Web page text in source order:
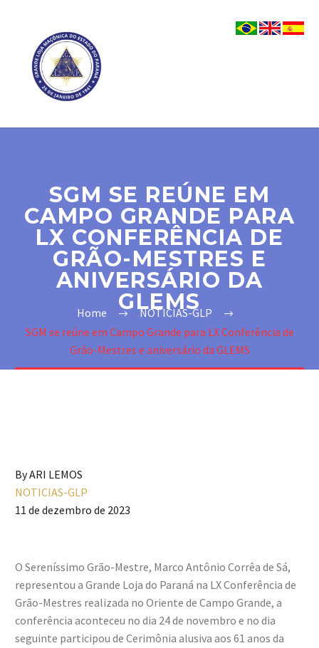
SGM SE REÚNE EM
CAMPO GRANDE PARA
LX CONFERÊNCIA DE
GRÃO-MESTRES E
ANIVERSÁRIO DA
GLEMS
Home
NOTICIAS-GLP
SGM se reúne em Campo Grande para LX Conferência de
Grão-Mestres e aniversário da GLEMS
By ARI LEMOS
NOTICIAS-GLP
11 de dezembro de 2023
O Sereníssimo Grão-Mestre, Marco Antônio Corrêa de Sá,
representou a Grande Loja do Paraná na LX Conferência de
Grão-Mestres realizada no Oriente de Campo Grande, a
conferência aconteceu no dia 24 de novembro e no dia
seguinte participou de Cerimônia alusiva aos 61 anos da